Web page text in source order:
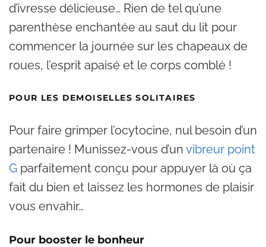
d’ivresse délicieuse… Rien de tel qu’une
parenthèse enchantée au saut du lit pour
commencer la journée sur les chapeaux de
roues, l’esprit apaisé et le corps comblé !
POUR LES DEMOISELLES SOLITAIRES
Pour faire grimper l’ocytocine, nul besoin d’un
partenaire ! Munissez-vous d’un vibreur point
G parfaitement conçu pour appuyer là où ça
fait du bien et laissez les hormones de plaisir
vous envahir…
Pour booster le bonheur